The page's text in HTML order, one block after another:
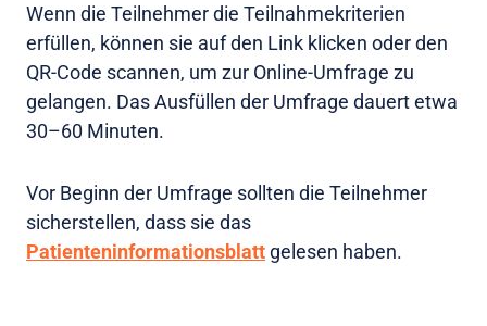
Wenn die Teilnehmer die Teilnahmekriterien
erfüllen, können sie auf den Link klicken oder den
QR-Code scannen, um zur Online-Umfrage zu
gelangen. Das Ausfüllen der Umfrage dauert etwa
30–60 Minuten.
Vor Beginn der Umfrage sollten die Teilnehmer
sicherstellen, dass sie das
Patienteninformationsblatt gelesen haben.